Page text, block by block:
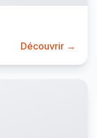
Découvrir →